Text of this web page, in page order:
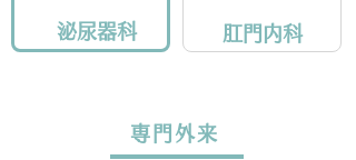
泌尿器科 肛門内科
専門外来